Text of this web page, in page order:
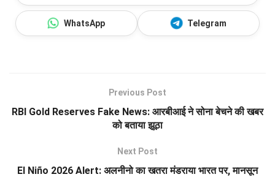
WhatsApp Telegram
Previous Post
RBI Gold Reserves Fake News: आरबीआई ने सोना बेचने की खबर
को बताया झूठा
Next Post
El Niño 2026 Alert: अलनीनो का खतरा मंडराया भारत पर, मानसून